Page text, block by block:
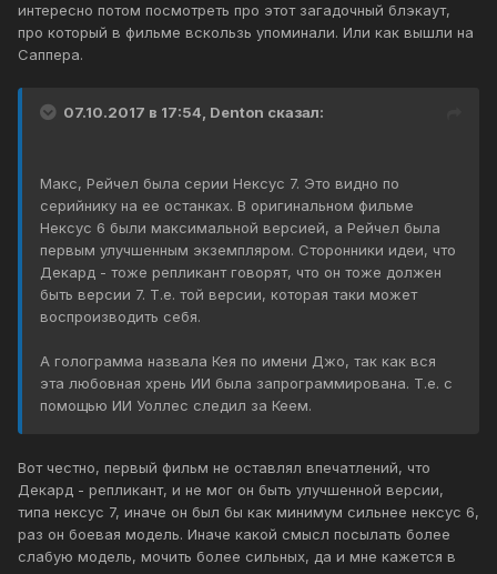
интересно потом посмотреть про этот загадочный блэкаут,
про который в фильме вскользь упоминали. Или как вышли на
Саппера.
07.10.2017 в 17:54, Denton сказал:
Макс, Рейчел была серии Нексус 7. Это видно по
серийнику на ее останках. В оригинальном фильме
Нексус 6 были максимальной версией, а Рейчел была
первым улучшенным экземпляром. Сторонники идеи, что
Декард - тоже репликант говорят, что он тоже должен
быть версии 7. Т.е. той версии, которая таки может
воспроизводить себя.
А голограмма назвала Кея по имени Джо, так как вся
эта любовная хрень ИИ была запрограммирована. Т.е. с
помощью ИИ Уоллес следил за Кеем.
Вот честно, первый фильм не оставлял впечатлений, что
Декард - репликант, и не мог он быть улучшенной версии,
типа нексус 7, иначе он был бы как минимум сильнее нексус 6,
раз он боевая модель. Иначе какой смысл посылать более
слабую модель, мочить более сильных, да и мне кажется в